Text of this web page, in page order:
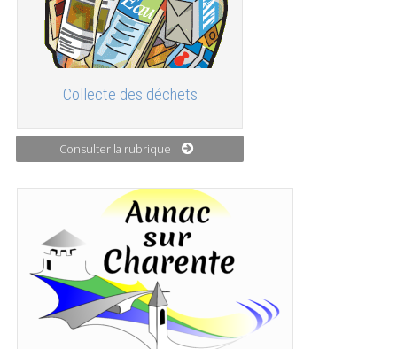
Collecte des déchets
Consulter la rubrique